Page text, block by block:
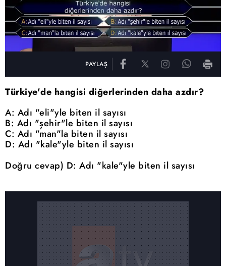
PAYLAŞ
Türkiye'de hangisi diğerlerinden daha azdır?
A: Adı "eli"yle biten il sayısı
B: Adı "şehir"le biten il sayısı
C: Adı "man"la biten il sayısı
D: Adı "kale"yle biten il sayısı
Doğru cevap) D: Adı "kale"yle biten il sayısı